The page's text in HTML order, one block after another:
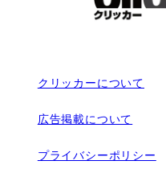
クリッカーについて
広告掲載について
プライバシーポリシー